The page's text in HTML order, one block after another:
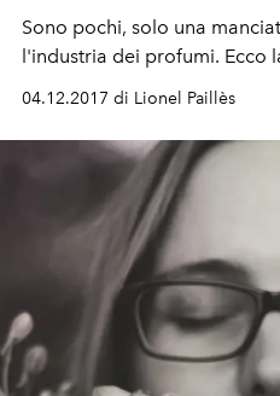
Sono pochi, solo una
l'industria dei profumi. Ecco
04.12.2017 di Lionel Paillès